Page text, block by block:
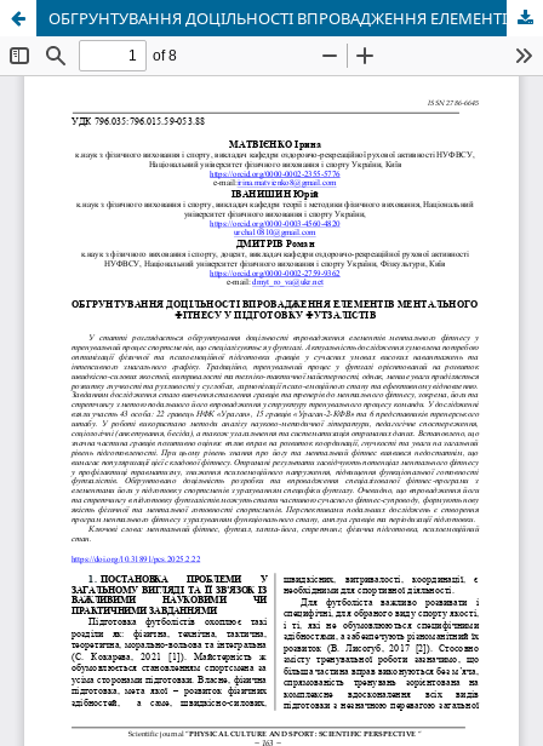
ОБГРУНТУВАННЯ ДОЦІЛЬНОСТІ ВПРОВАДЖЕННЯ ЕЛЕМЕНТІВ МЕНТАЛЬНОГО ФІТНЕСУ У ПІДГОТОВКУ ФУТЗАЛІСТІВ